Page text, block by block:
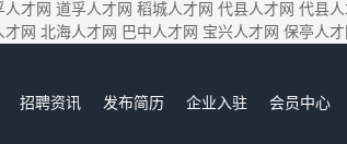
人才网 道孚人才网 稻城人才网 代县人才网 代县人
才网 北海人才网 巴中人才网 宝兴人才网 保亭人才
招聘资讯 发布简历 企业入驻 会员中心